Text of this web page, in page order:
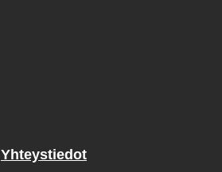
Yhteystiedot